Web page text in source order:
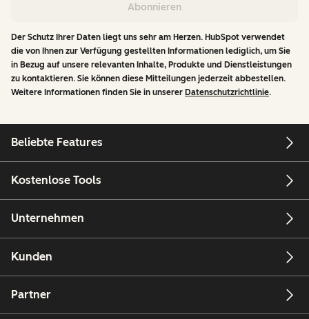
Abonnieren
Der Schutz Ihrer Daten liegt uns sehr am Herzen. HubSpot verwendet
die von Ihnen zur Verfügung gestellten Informationen lediglich, um Sie
in Bezug auf unsere relevanten Inhalte, Produkte und Dienstleistungen
zu kontaktieren. Sie können diese Mitteilungen jederzeit abbestellen.
Weitere Informationen finden Sie in unserer Datenschutzrichtlinie.
Beliebte Features
Kostenlose Tools
Unternehmen
Kunden
Partner